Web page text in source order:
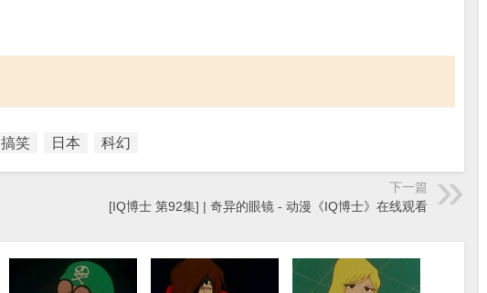
搞笑 日本 科幻
下一篇
[IQ博士 第92集] | 奇异的眼镜 - 动漫《IQ博士》在线观看